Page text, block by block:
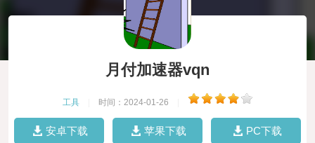
月付加速器vqn
工具 时间：2024-01-26
安卓下载 苹果下载 PC下载